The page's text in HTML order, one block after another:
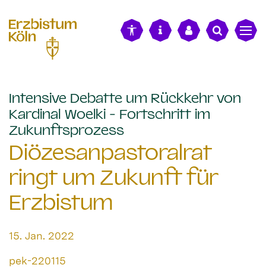
Intensive Debatte um Rückkehr von
Kardinal Woelki - Fortschritt im
Zukunftsprozess:
Diözesanpastoralrat
ringt um Zukunft für
Erzbistum
Datum:
15. Jan. 2022
Von:
pek-220115